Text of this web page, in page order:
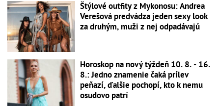
Štýlové outfity z Mykonosu: Andrea
Verešová predvádza jeden sexy look
za druhým, muži z nej odpadávajú
Horoskop na nový týždeň 10. 8. - 16.
8.: Jedno znamenie čaká prílev
peňazí, ďalšie pochopí, kto k nemu
osudovo patrí